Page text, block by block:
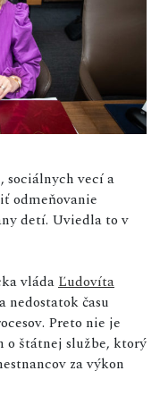
sociálnych vecí a
odmeňovanie
detí. Uviedla to v
vláda Ľudovíta
nedostatok času
Preto nie je
o štátnej službe, ktorý
za výkon